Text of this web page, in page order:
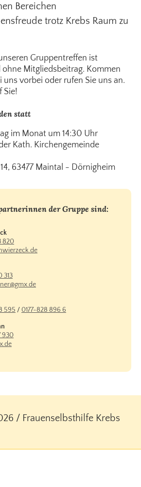
Bereichen
trotz Krebs Raum zu
Gruppentreffen ist
Mitgliedsbeitrag. Kommen
uns vorbei oder rufen Sie uns an.
Sie!
statt
im Monat um 14:30 Uhr
Kath. Kirchengemeinde
63477 Maintal - Dörnigheim
der Gruppe sind:
820
313
595 / 0177-828 896 6
930
/ Frauenselbsthilfe Krebs